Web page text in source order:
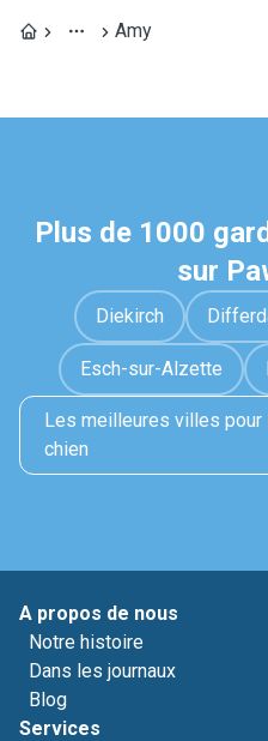
Amy
Plus de 1000
sur
Diekirch
Esch-sur-Alzette
Les meilleures villes pour
chien
A propos de nous
Notre histoire
Dans les journaux
Blog
Services